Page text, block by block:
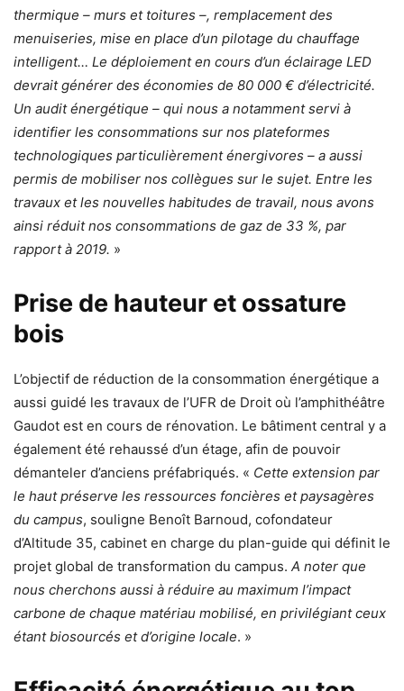
thermique – murs et toitures –, remplacement des
menuiseries, mise en place d’un pilotage du chauffage
intelligent… Le déploiement en cours d’un éclairage LED
devrait générer des économies de 80 000 € d’électricité.
Un audit énergétique – qui nous a notamment servi à
identifier les consommations sur nos plateformes
technologiques particulièrement énergivores – a aussi
permis de mobiliser nos collègues sur le sujet. Entre les
travaux et les nouvelles habitudes de travail, nous avons
ainsi réduit nos consommations de gaz de 33 %, par
rapport à 2019. »
Prise de hauteur et ossature
bois
L’objectif de réduction de la consommation énergétique a
aussi guidé les travaux de l’UFR de Droit où l’amphithéâtre
Gaudot est en cours de rénovation. Le bâtiment central y a
également été rehaussé d’un étage, afin de pouvoir
démanteler d’anciens préfabriqués. « Cette extension par
le haut préserve les ressources foncières et paysagères
du campus, souligne Benoît Barnoud, cofondateur
d’Altitude 35, cabinet en charge du plan-guide qui définit le
projet global de transformation du campus. A noter que
nous cherchons aussi à réduire au maximum l’impact
carbone de chaque matériau mobilisé, en privilégiant ceux
étant biosourcés et d’origine locale. »